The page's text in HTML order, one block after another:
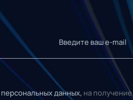
персональных данных, на получение